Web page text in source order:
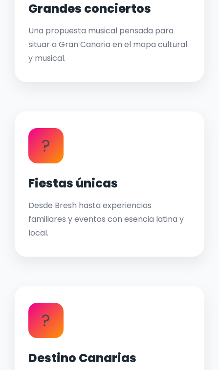
Grandes conciertos
Una propuesta musical pensada para
situar a Gran Canaria en el mapa cultural
y musical.
?
Fiestas únicas
Desde Bresh hasta experiencias
familiares y eventos con esencia latina y
local.
?
Destino Canarias